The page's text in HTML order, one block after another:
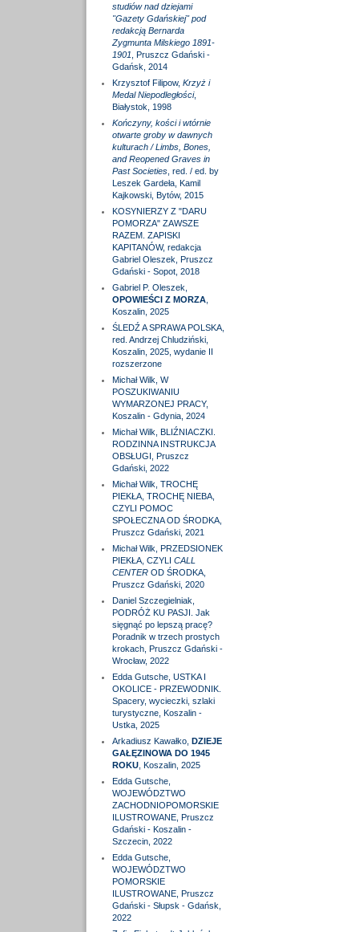
studiów nad dziejami
"Gazety Gdańskiej" pod
redakcją Bernarda
Zygmunta Milskiego 1891-
1901 , Pruszcz Gdański -
Gdańsk, 2014
Krzysztof Filipow, Krzyż i
Medal Niepodległości,
Białystok, 1998
Kończyny, kości i wtórnie
otwarte groby w dawnych
kulturach / Limbs, Bones,
and Reopened Graves in
Past Societies, red. / ed. by
Leszek Gardeła, Kamil
Kajkowski, Bytów, 2015
KOSYNIERZY Z "DARU
POMORZA" ZAWSZE
RAZEM. ZAPISKI
KAPITANÓW, redakcja
Gabriel Oleszek, Pruszcz
Gdański - Sopot, 2018
Gabriel P. Oleszek,
OPOWIEŚCI Z MORZA,
Koszalin, 2025
ŚLEDŹ A SPRAWA POLSKA,
red. Andrzej Chludziński,
Koszalin, 2025, wydanie II
rozszerzone
Michał Wilk, W
POSZUKIWANIU
WYMARZONEJ PRACY,
Koszalin - Gdynia, 2024
Michał Wilk, BLIŹNIACZKI.
RODZINNA INSTRUKCJA
OBSŁUGI, Pruszcz
Gdański, 2022
Michał Wilk, TROCHĘ
PIEKŁA, TROCHĘ NIEBA,
CZYLI POMOC
SPOŁECZNA OD ŚRODKA,
Pruszcz Gdański, 2021
Michał Wilk, PRZEDSIONEK
PIEKŁA, CZYLI CALL
CENTEROD ŚRODKA,
Pruszcz Gdański, 2020
Daniel Szczegielniak,
PODRÓŻ KU PASJI. Jak
sięgnąć po lepszą pracę?
Poradnik w trzech prostych
krokach, Pruszcz Gdański -
Wrocław, 2022
Edda Gutsche, USTKA I
OKOLICE - PRZEWODNIK.
Spacery, wycieczki, szlaki
turystyczne, Koszalin -
Ustka, 2025
Arkadiusz Kawałko, DZIEJE
GAŁĘZINOWA DO 1945
ROKU, Koszalin, 2025
Edda Gutsche,
WOJEWÓDZTWO
ZACHODNIOPOMORSKIE
ILUSTROWANE, Pruszcz
Gdański - Koszalin -
Szczecin, 2022
Edda Gutsche,
WOJEWÓDZTWO
POMORSKIE
ILUSTROWANE, Pruszcz
Gdański - Słupsk - Gdańsk,
2022